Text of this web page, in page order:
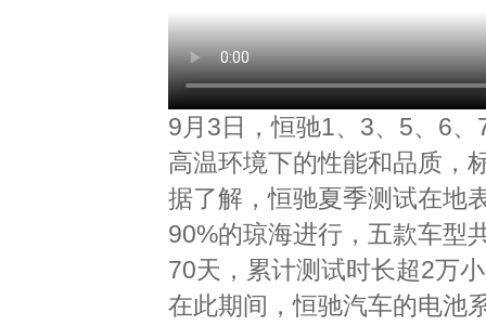
9月3日，恒驰1、3、5、6
高温环境下的性能和品质，
据了解，恒驰夏季测试在地
90%的琼海进行，五款车型
70天，累计测试时长超2万
在此期间，恒驰汽车的电池